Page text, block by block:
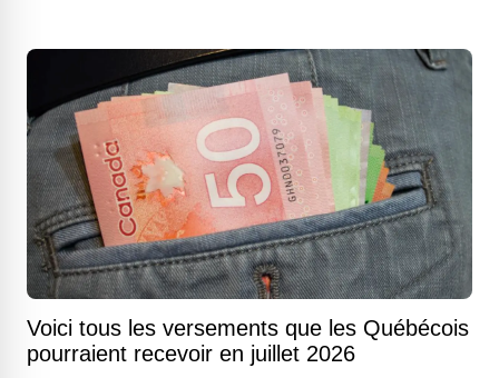
Voici tous les versements que les Québécois
pourraient recevoir en juillet 2026